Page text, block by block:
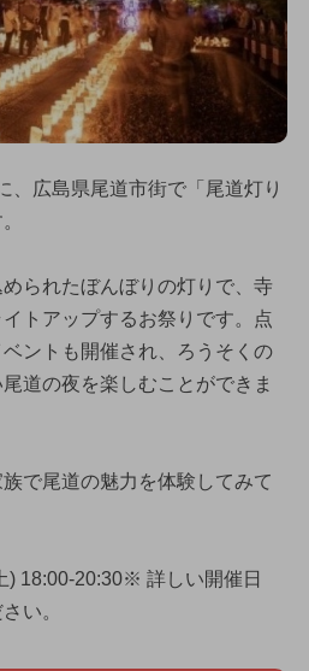
、広島県尾道市街で「尾道灯り
られたぼんぼりの灯りで、寺
トアップするお祭りです。点
ントも開催され、ろうそくの
道の夜を楽しむことができま
で尾道の魅力を体験してみて
) 18:00-20:30※ 詳しい開催日
い。